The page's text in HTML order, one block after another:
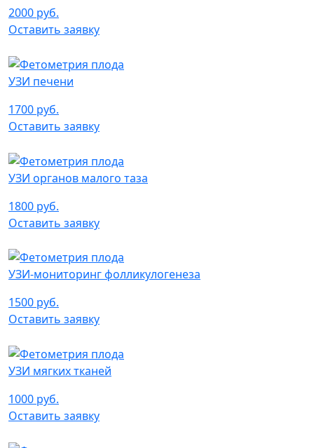
2000 руб.
Оставить заявку
УЗИ печени
1700 руб.
Оставить заявку
УЗИ органов малого таза
1800 руб.
Оставить заявку
УЗИ-мониторинг фолликулогенеза
1500 руб.
Оставить заявку
УЗИ мягких тканей
1000 руб.
Оставить заявку